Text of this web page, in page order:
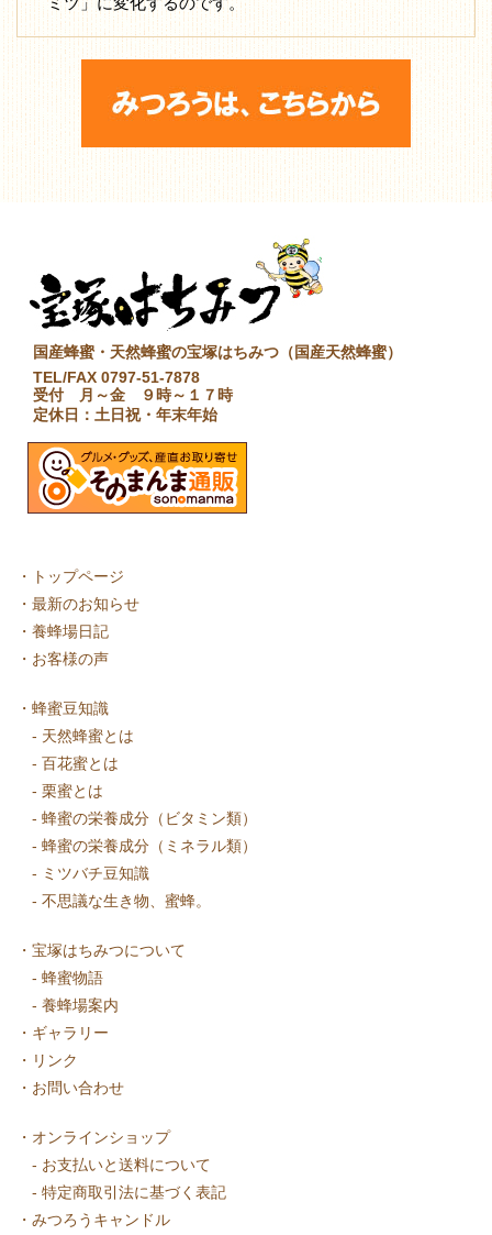
国産蜂蜜・天然蜂蜜の宝塚はちみつ（国産天然蜂蜜）
TEL/FAX 0797-51-7878
受付 月～金 ９時～１７時
定休日：土日祝・年末年始
・
トップページ
・ 最新のお知らせ
・ 養蜂場日記
・ お客様の声
・ 蜂蜜豆知識
- 天然蜂蜜とは
- 百花蜜とは
- 栗蜜とは
- 蜂蜜の栄養成分（ビタミン類）
- 蜂蜜の栄養成分（ミネラル類）
- ミツバチ豆知識
- 不思議な生き物、蜜蜂。
・ 宝塚はちみつについて
- 蜂蜜物語
- 養蜂場案内
・ ギャラリー
・ リンク
・ お問い合わせ
・ オンラインショップ
- お支払いと送料について
- 特定商取引法に基づく表記
・ みつろうキャンドル